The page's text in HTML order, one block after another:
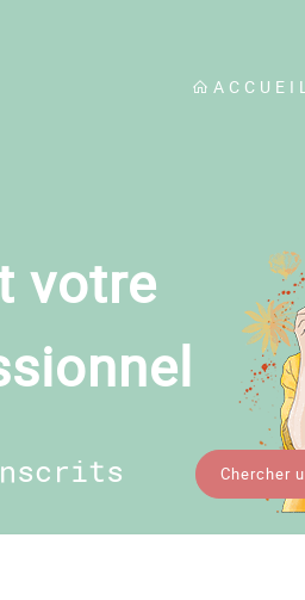
ACCUEIL
votre
Chercher